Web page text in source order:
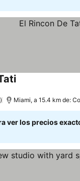
Miami, a 15.4 km de:
ver los precios